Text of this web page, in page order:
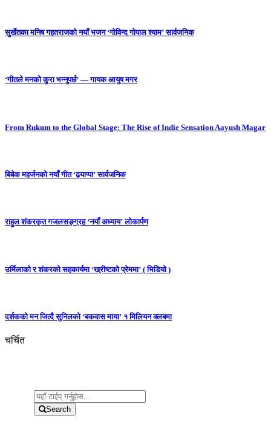
सुर्खेतका मनिष गहतराजको नयाँ भजन ‘गोविन्द गोपाल श्याम’ सार्वजनिक
‘गीतले मनको कुरा भन्नुपर्छ’ — गायक आयुष मगर
From Rukum to the Global Stage: The Rise of Indie Sensation Aayush Magar
बिबेक महर्जनको नयाँ गीत ‘ढ्याप्पा’ सार्वजनिक
राहुल शंकरकृत गजलसङ्ग्रह ‘नयाँ अध्याय’ लोकार्पण
उर्मिलाको र शंकरको सहकार्यमा ‘ख्रीष्टको प्रेममा’ ( भिडियो )
दर्शकको मन जित्दै सुनिलको ‘बकवास माया’ १ मिलियन क्लबमा
चर्चित
Search